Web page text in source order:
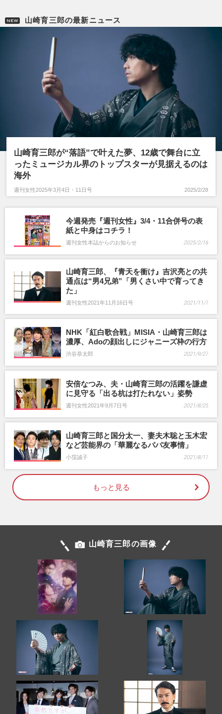
夫婦 妻夫木聡 玉木宏
イクメン 堺雅人 吉田鋼太郎
藤原竜也 山本耕史
森山直太朗 岡田将生 竜星涼
古川雄大
山崎育三郎の最新ニュース
山崎育三郎が“落語”で叶えた夢、12歳で舞台に立
ったミュージカル界のトップスターが見据えるのは
海外
週刊女性2025年3月4日・11日号 2025/2/28
今週発売『週刊女性』3/4・11合併号の表
紙と中身はコチラ！
週刊女性本誌からのお知らせ 2025/2/18
山崎育三郎、『青天を衝け』吉沢亮との共
通点は“男4兄弟”「男くさい中で育ってき
た」
週刊女性2021年11月16日号 2021/11/7
NHK「紅白歌合戦」MISIA・山崎育三郎は
濃厚、Adoの顔出しにジャニーズ枠の行方
渋谷恭太郎 2021/9/27
安倍なつみ、夫・山崎育三郎の活躍を謙虚
に見守る「出る杭は打たれない」姿勢
週刊女性2021年9月7日号 2021/8/25
山崎育三郎と国分太一、妻夫木聡と玉木宏
など芸能界の「華麗なるパパ友事情」
小窪誠子 2021/8/17
もっと見る
山崎育三郎の画像